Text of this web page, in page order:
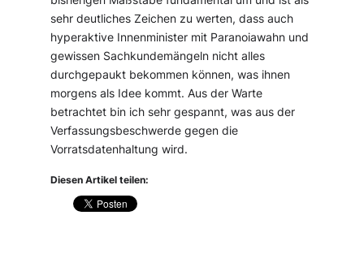
sehr deutliches Zeichen zu werten, dass auch
hyperaktive Innenminister mit Paranoiawahn und
gewissen Sachkundemängeln nicht alles
durchgepaukt bekommen können, was ihnen
morgens als Idee kommt. Aus der Warte
betrachtet bin ich sehr gespannt, was aus der
Verfassungsbeschwerde gegen die
Vorratsdatenhaltung wird.
Diesen Artikel teilen: